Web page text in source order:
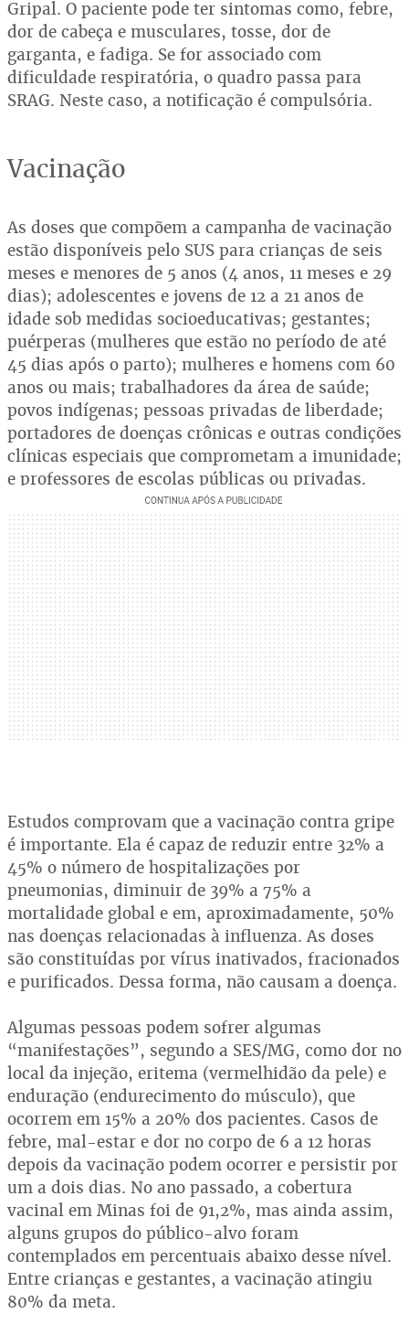
Gripal. O paciente pode ter sintomas como, febre,
dor de cabeça e musculares, tosse, dor de
garganta, e fadiga. Se for associado com
dificuldade respiratória, o quadro passa para
SRAG. Neste caso, a notificação é compulsória.
Vacinação
As doses que compõem a campanha de vacinação
estão disponíveis pelo SUS para crianças de seis
meses e menores de 5 anos (4 anos, 11 meses e 29
dias); adolescentes e jovens de 12 a 21 anos de
idade sob medidas socioeducativas; gestantes;
puérperas (mulheres que estão no período de até
45 dias após o parto); mulheres e homens com 60
anos ou mais; trabalhadores da área de saúde;
povos indígenas; pessoas privadas de liberdade;
portadores de doenças crônicas e outras condições
clínicas especiais que comprometam a imunidade;
e professores de escolas públicas ou privadas.
Estudos comprovam que a vacinação contra gripe
é importante. Ela é capaz de reduzir entre 32% a
45% o número de hospitalizações por
pneumonias, diminuir de 39% a 75% a
mortalidade global e em, aproximadamente, 50%
nas doenças relacionadas à influenza. As doses
são constituídas por vírus inativados, fracionados
e purificados. Dessa forma, não causam a doença.
Algumas pessoas podem sofrer algumas
“manifestações”, segundo a SES/MG, como dor no
local da injeção, eritema (vermelhidão da pele) e
enduração (endurecimento do músculo), que
ocorrem em 15% a 20% dos pacientes. Casos de
febre, mal-estar e dor no corpo de 6 a 12 horas
depois da vacinação podem ocorrer e persistir por
um a dois dias. No ano passado, a cobertura
vacinal em Minas foi de 91,2%, mas ainda assim,
alguns grupos do público-alvo foram
contemplados em percentuais abaixo desse nível.
Entre crianças e gestantes, a vacinação atingiu
80% da meta.